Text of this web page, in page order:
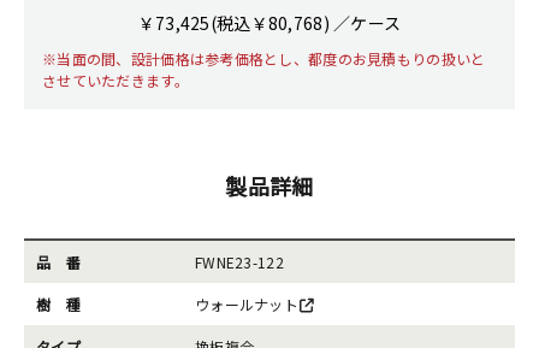
￥73,425(税込￥80,768) ／ケース
※当面の間、設計価格は参考価格とし、都度のお見積もりの扱いと
させていただきます。
製品詳細
品 番 FWNE23-122
樹 種 ウォールナット